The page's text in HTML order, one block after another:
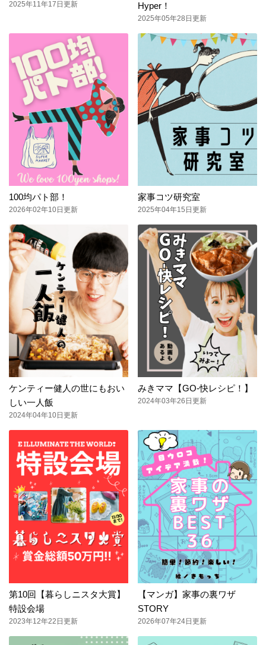
2025年11年17日更新 Hyper！
2025年05年28日更新
100均パト部！
2026年02年10日更新
家事コツ研究室
2025年04年15日更新
ケンティー健人の世にもおい
しい一人飯
2024年04年10日更新
みきママ【GO-快レシピ！】
2024年03年26日更新
第10回【暮らしニスタ大賞】
特設会場
2023年12年22日更新
【マンガ】家事の裏ワザ
STORY
2026年07年24日更新